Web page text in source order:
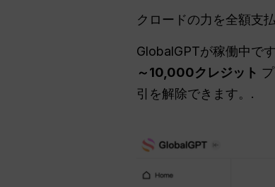
クロードの力を全額支
GlobalGPTが稼働中です
～10,000クレジット
引を解除できます。.